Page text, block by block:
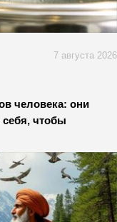
7 августа 2026
человека: они
себя, чтобы